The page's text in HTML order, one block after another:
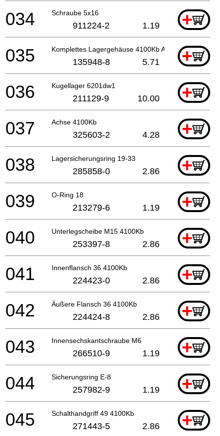
Schraube 5x16 +
034 911224-2 1.19
Komplettes Lagergehäuse 4100Kb A +
035 135948-8 5.71
Kugellager 6201dw1 +
036 211129-9 10.00
Achse 4100Kb +
037 325603-2 4.28
Lagersicherungsring 19-33 +
038 285858-0 2.86
O-Ring 18 +
039 213279-6 1.19
Unterlegscheibe M15 4100Kb +
040 253397-8 2.86
Innenflansch 36 4100Kb +
041 224423-0 2.86
Äußere Flansch 36 4100Kb +
042 224424-8 2.86
Innensechskantschraube M6 +
043 266510-9 1.19
Sicherungsring E-8 +
044 257982-9 1.19
Schalthandgriff 49 4100Kb +
045 271443-5 2.86